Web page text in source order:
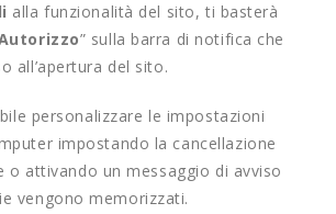
alla funzionalità del sito, ti basterà
” sulla barra di notifica che
all’apertura del sito.
personalizzare le impostazioni
impostando la cancellazione
o attivando un messaggio di avviso
vengono memorizzati.